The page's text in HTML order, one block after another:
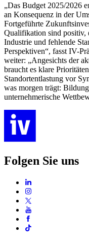
„Das Budget 2025/2026
an Konsequenz in der
Fortgeführte
Qualifikation sind positiv,
Industrie und fehlende
Perspektiven“, fasst IV-
weiter: „Angesichts der
braucht es klare
Standortentlastung vor
was morgen trägt:
unternehmerische
Folgen Sie uns